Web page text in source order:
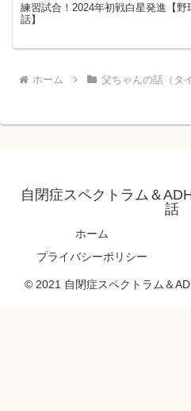
練習試合！2024年初戦白星発進【野
話】
ホーム 父ちゃんの話（タ
自閉症スペクトラム＆
話
ホーム
プライバシーポリシー
© 2021 自閉症スペクトラム＆